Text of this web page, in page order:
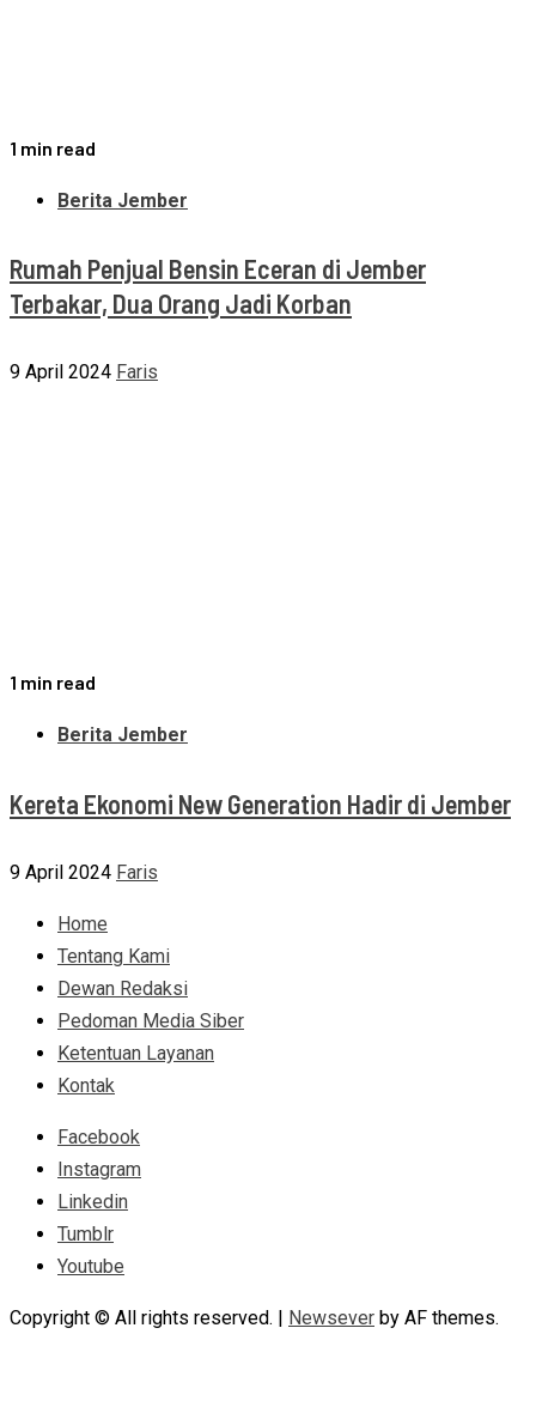
1 min read
Berita Jember
Rumah Penjual Bensin Eceran di Jember
Terbakar, Dua Orang Jadi Korban
9 April 2024 Faris
1 min read
Berita Jember
Kereta Ekonomi New Generation Hadir di Jember
9 April 2024 Faris
Home
Tentang Kami
Dewan Redaksi
Pedoman Media Siber
Ketentuan Layanan
Kontak
Facebook
Instagram
Linkedin
Tumblr
Youtube
Copyright © All rights reserved. | Newsever by AF themes.